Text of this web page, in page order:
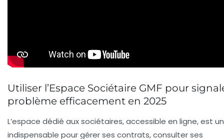
Utiliser l’Espace Sociétaire GMF pour
problème efficacement en 2025
L’espace dédié aux sociétaires, accessible en ligne, est
indispensable pour gérer ses contrats, consulter ses